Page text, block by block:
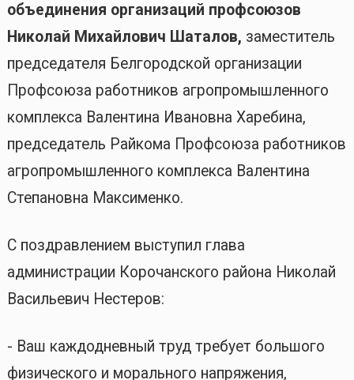
объединения организаций профсоюзов
Николай Михайлович Шаталов, заместитель
председателя Белгородской организации
Профсоюза работников агропромышленного
комплекса Валентина Ивановна Харебина,
председатель Райкома Профсоюза работников
агропромышленного комплекса Валентина
Степановна Максименко.
С поздравлением выступил глава
администрации Корочанского района Николай
Васильевич Нестеров:
- Ваш каждодневный труд требует большого
физического и морального напряжения,